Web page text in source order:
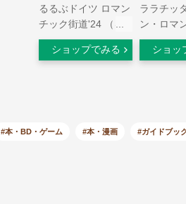
るるぶドイツ ロマン
チック街道'24 （る
るぶ情報版） [ JTB
パブリッシング 旅行
ショップでみる
ララチッ
ン・ロマ
道・フラ
(2019年
ショッ
#本・BD・ゲーム #本・漫画 #ガイドブッ